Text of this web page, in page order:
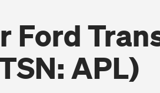
Ford
APL)